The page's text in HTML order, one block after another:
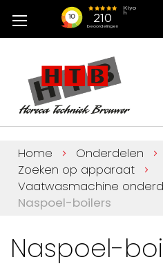
naar
Home
Onderdelen
Zoeken op apparaat
Vaatwasmachine
Naspoel-boilers
Naspoel-